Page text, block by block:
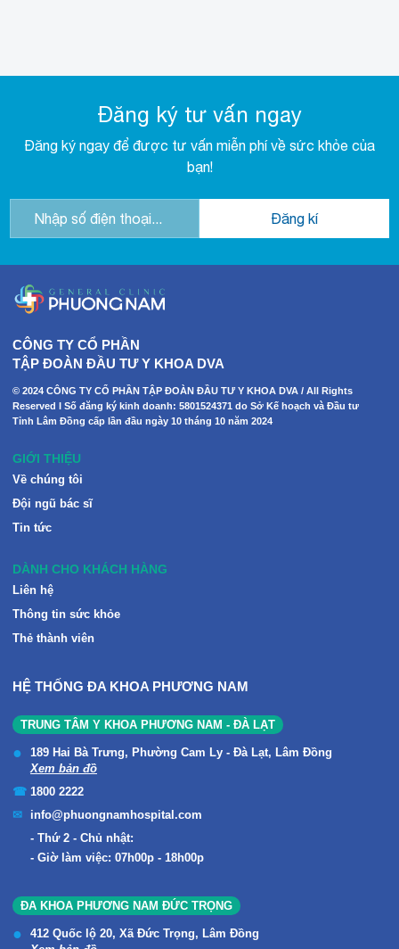
Đăng ký tư vấn ngay
Đăng ký ngay để được tư vấn miễn phí về sức khỏe của
bạn!
CÔNG TY CỔ PHẦN
TẬP ĐOÀN ĐẦU TƯ Y KHOA DVA
© 2024 CÔNG TY CỔ PHẦN TẬP ĐOÀN ĐẦU TƯ Y KHOA DVA / All Rights
Reserved I Số đăng ký kinh doanh: 5801524371 do Sở Kế hoạch và Đầu tư
Tỉnh Lâm Đồng cấp lần đầu ngày 10 tháng 10 năm 2024
GIỚI THIỆU
Về chúng tôi
Đội ngũ bác sĩ
Tin tức
DÀNH CHO KHÁCH HÀNG
Liên hệ
Thông tin sức khỏe
Thẻ thành viên
HỆ THỐNG ĐA KHOA PHƯƠNG NAM
TRUNG TÂM Y KHOA PHƯƠNG NAM - ĐÀ LẠT
189 Hai Bà Trưng, Phường Cam Ly - Đà Lạt, Lâm Đồng
Xem bản đồ
1800 2222
info@phuongnamhospital.com
Thứ 2 - Chủ nhật:
Giờ làm việc: 07h00p - 18h00p
ĐA KHOA PHƯƠNG NAM ĐỨC TRỌNG
412 Quốc lộ 20, Xã Đức Trọng, Lâm Đồng